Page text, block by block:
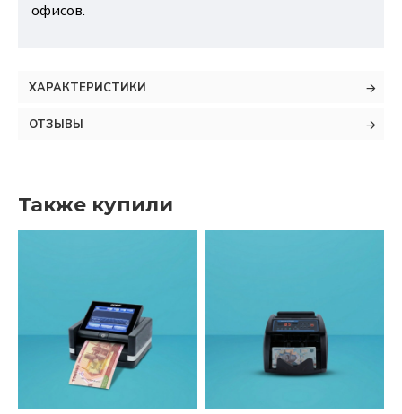
офисов.
ХАРАКТЕРИСТИКИ
ОТЗЫВЫ
Также купили